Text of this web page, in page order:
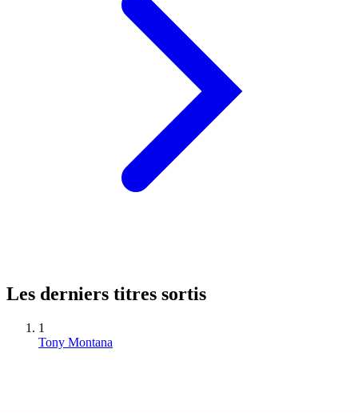
Les derniers titres sortis
1
Tony Montana